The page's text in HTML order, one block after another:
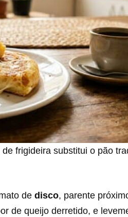
frigideira substitui o pão
de disco, parente
de queijo derretido, e